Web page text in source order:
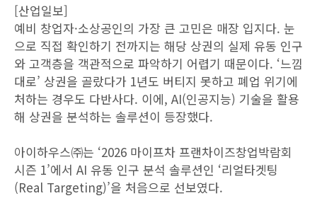
[산업일보]
예비 창업자·소상공인의 가장 큰 고민은 매장 입지다. 눈
으로 직접 확인하기 전까지는 해당 상권의 실제 유동 인구
와 고객층을 객관적으로 파악하기 어렵기 때문이다. ‘느낌
대로’ 상권을 골랐다가 1년도 버티지 못하고 폐업 위기에
처하는 경우도 다반사다. 이에, AI(인공지능) 기술을 활용
해 상권을 분석하는 솔루션이 등장했다.
아이하우스㈜는 ‘2026 마이프차 프랜차이즈창업박람회
시즌 1’에서 AI 유동 인구 분석 솔루션인 ‘리얼타겟팅
(Real Targeting)’을 처음으로 선보였다.